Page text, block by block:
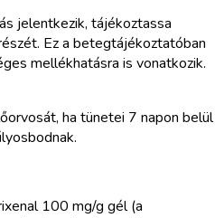
jelentkezik, tájékoztassa
Ez a betegtájékoztatóban
mellékhatásra is vonatkozik.
ha tünetei 7 napon belül
100 mg/g gél (a